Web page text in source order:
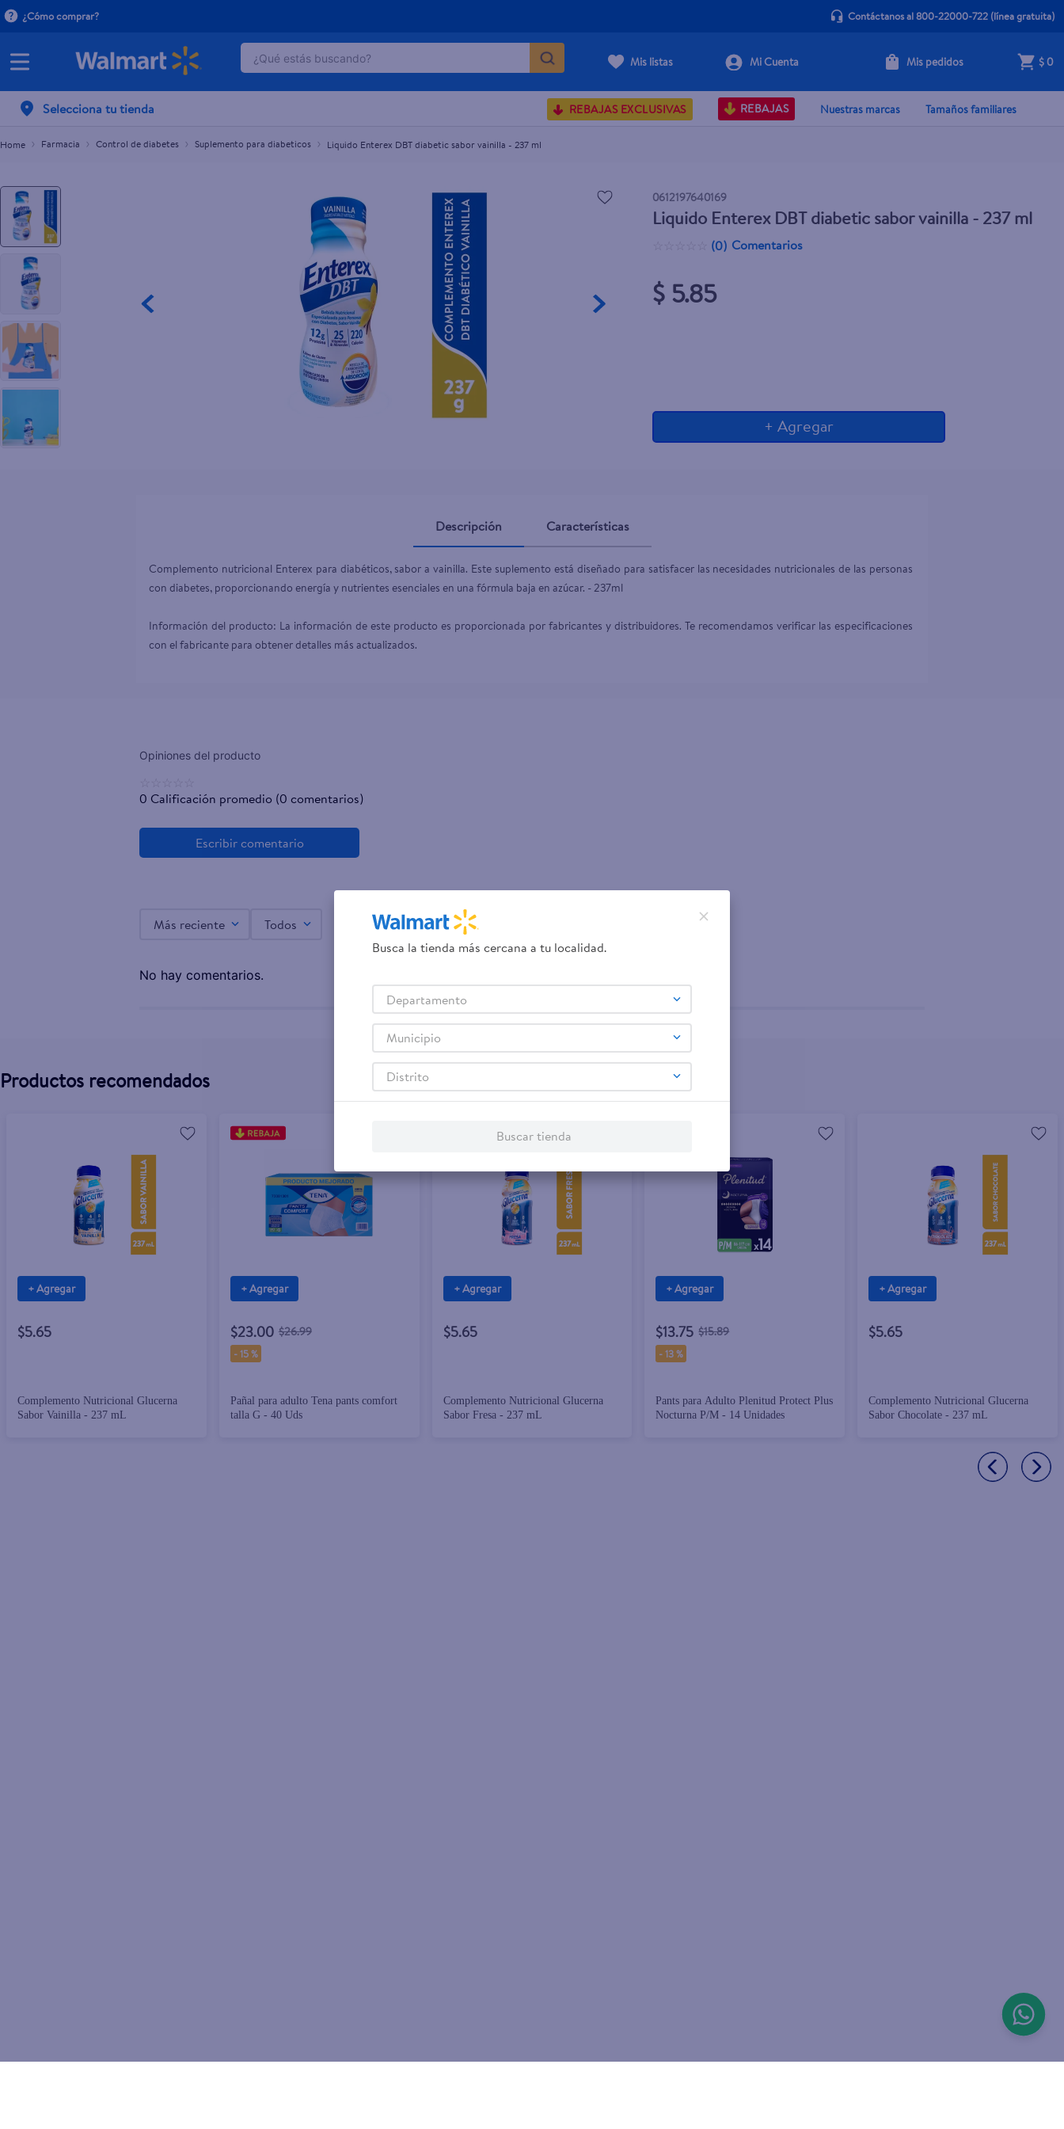
¿Cómo comprar? Contáctanos al 800-22000-722(línea gratuita)
¿Qué estás buscando?
Mis listas Mis pedidos $ 0
Selecciona tu tienda REBAJAS EXCLUSIVAS REBAJAS Nuestras marcas Tamaños familiares
Farmacia Control de diabetes Suplemento para diabeticos Liquido Enterex DBT diabetic sabor vainilla - 237 ml
0612197640169
Liquido Enterex DBT diabetic sabor vainilla - 237 ml
(0) Comentarios
$ 5.85
+ Agregar
Liquido Enterex DBT diabetic sabor vainilla - 237 ml
+ Agregar
Descripción Características
Complemento nutricional Enterex para diabéticos, sabor a vainilla. Este suplemento está diseñado para satisfacer las necesidades nutricionales de las personas
con diabetes, proporcionando energía y nutrientes esenciales en una fórmula baja en azúcar. - 237ml
Información del producto: La información de este producto es proporcionada por fabricantes y distribuidores. Te recomendamos verificar las especificaciones
con el fabricante para obtener detalles más actualizados.
0 Calificación promedio (0 comentarios)
Más reciente Todos
No hay comentarios.
Productos recomendados
+ Agregar
$5.65
Complemento Nutricional Glucerna
Sabor Vainilla - 237 mL
+ Agregar
$23.00 $26.99
-15 %
Pañal para adulto Tena pants comfort
talla G - 40 Uds
+ Agregar
$5.65
Complemento Nutricional Glucerna
Sabor Fresa - 237 mL
+ Agregar
$13.75 $15.89
-13 %
Pants para Adulto Plenitud Protect Plus
Nocturna P/M - 14 Unidades
+ Agregar
$5.65
Complemento Nutricional Glucerna
Sabor Chocolate - 237 mL
Busca la tienda más cercana a tu localidad.
Departamento
Municipio
Distrito
Buscar tienda
TÉRMINOS MÁS BUSCADOS
2.
dove uv
huggies
pantene mascarilla
hellmanns
refrigerador
ventilador
pampers
tv